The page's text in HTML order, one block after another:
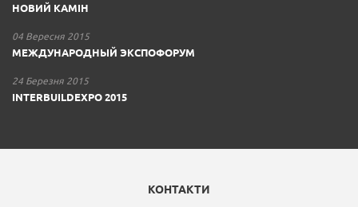
НОВИЙ КАМІН
04 Вересня 2015
МЕЖДУНАРОДНЫЙ ЭКСПОФОРУМ
24 Березня 2015
INTERBUILDEXPO 2015
КОНТАКТИ